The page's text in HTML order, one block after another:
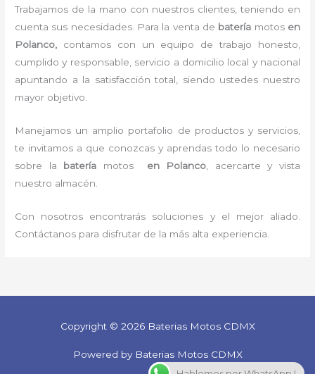
Trabajamos de la mano con nuestros clientes, teniendo en
cuenta sus necesidades. Para la venta de batería motosen
Polanco, contamos con un equipo de trabajo honesto,
cumplido y responsable, servicio a domicilio local y nacional
apuntando a la satisfacción total, siendo ustedes nuestro
mayor objetivo.
Manejamos un amplio portafolio de productos y servicios,
te invitamos a que conozcas y aprendas todo lo necesario
sobre la batería motosen Polanco , acercarte y vista
nuestro almacén.
Con nosotros encontrarás soluciones y el mejor aliado.
Contáctanos para disfrutar de la más alta experiencia.
Copyright © 2026 Baterias Motos CDMX
Powered by Baterias Motos CDMX